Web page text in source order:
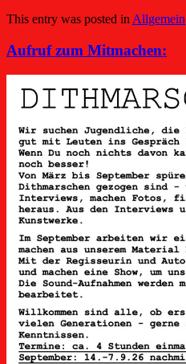
This entry was posted inAllgemein
Aufruf zum Mitmachen: